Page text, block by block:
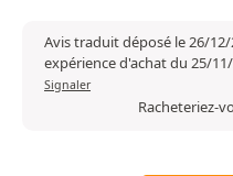
Avis traduit déposé le 26/
expérience d'achat du 25/
Signaler
Racheteriez-